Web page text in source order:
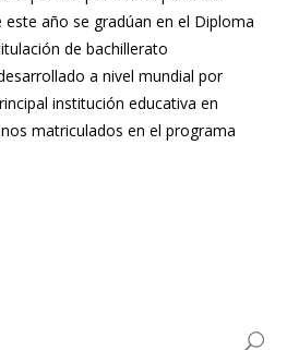
año se gradúan en el Diploma
de bachillerato
a nivel mundial por
institución educativa en
matriculados en el programa